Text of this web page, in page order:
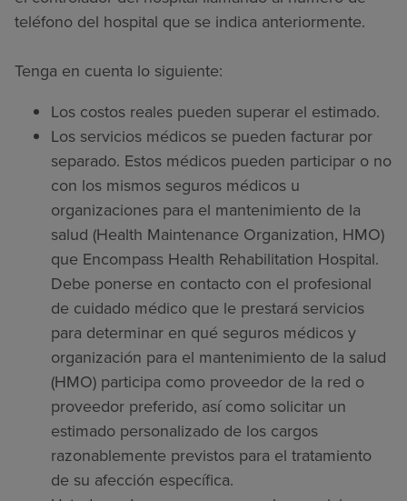
teléfono del hospital que se indica anteriormente.
Tenga en cuenta lo siguiente:
Los costos reales pueden superar el estimado.
Los servicios médicos se pueden facturar por
separado. Estos médicos pueden participar o no
con los mismos seguros médicos u
organizaciones para el mantenimiento de la
salud (Health Maintenance Organization, HMO)
que Encompass Health Rehabilitation Hospital.
Debe ponerse en contacto con el profesional
de cuidado médico que le prestará servicios
para determinar en qué seguros médicos y
organización para el mantenimiento de la salud
(HMO) participa como proveedor de la red o
proveedor preferido, así como solicitar un
estimado personalizado de los cargos
razonablemente previstos para el tratamiento
de su afección específica.